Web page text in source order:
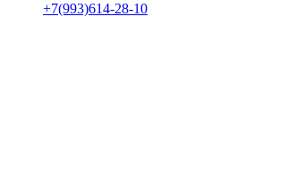
+7(993)614-28-10